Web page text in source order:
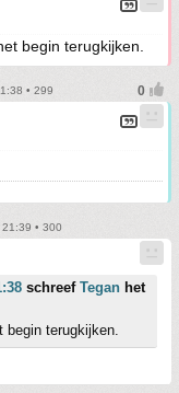
begin terugkijken.
• 299
• 300
schreef Tegan het
begin terugkijken.